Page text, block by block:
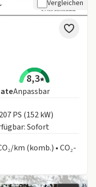
Vergleichen
8,3
Anpassbar
207 PS (152 kW)
Sofort
km (komb.) • CO₂-